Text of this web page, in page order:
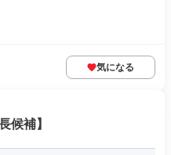
気になる
候補】